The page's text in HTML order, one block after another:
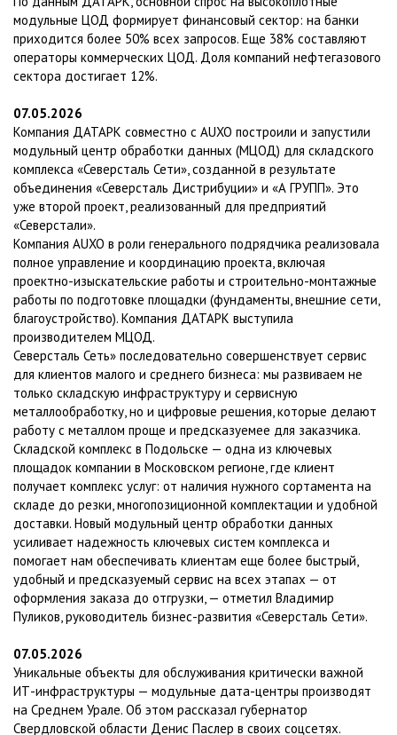
модульные ЦОД формирует финансовый сектор: на банки
приходится более 50% всех запросов. Еще 38% составляют
операторы коммерческих ЦОД. Доля компаний нефтегазового
сектора достигает 12%.
07.05.2026
Компания ДАТАРК совместно с AUXO построили и запустили
модульный центр обработки данных (МЦОД) для складского
комплекса «Северсталь Сети», созданной в результате
объединения «Северсталь Дистрибуции» и «А ГРУПП». Это
уже второй проект, реализованный для предприятий
«Северстали».
Компания AUXO в роли генерального подрядчика реализовала
полное управление и координацию проекта, включая
проектно-изыскательские работы и строительно-монтажные
работы по подготовке площадки (фундаменты, внешние сети,
благоустройство). Компания ДАТАРК выступила
производителем МЦОД.
Северсталь Сеть» последовательно совершенствует сервис
для клиентов малого и среднего бизнеса: мы развиваем не
только складскую инфраструктуру и сервисную
металлообработку, но и цифровые решения, которые делают
работу с металлом проще и предсказуемее для заказчика.
Складской комплекс в Подольске — одна из ключевых
площадок компании в Московском регионе, где клиент
получает комплекс услуг: от наличия нужного сортамента на
складе до резки, многопозиционной комплектации и удобной
доставки. Новый модульный центр обработки данных
усиливает надежность ключевых систем комплекса и
помогает нам обеспечивать клиентам еще более быстрый,
удобный и предсказуемый сервис на всех этапах — от
оформления заказа до отгрузки, — отметил Владимир
Пуликов, руководитель бизнес-развития «Северсталь Сети».
07.05.2026
Уникальные объекты для обслуживания критически важной
ИТ-инфраструктуры — модульные дата-центры производят
на Среднем Урале. Об этом рассказал губернатор
Свердловской области Денис Паслер в своих соцсетях.